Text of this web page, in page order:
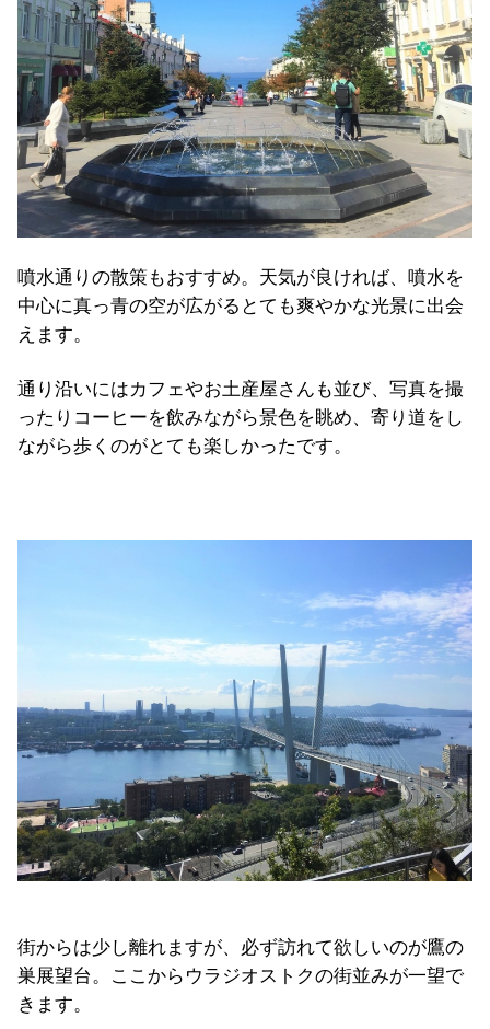
噴水通りの散策もおすすめ。天気が良ければ、噴水を
中心に真っ青の空が広がるとても爽やかな光景に出会
えます。
通り沿いにはカフェやお土産屋さんも並び、写真を撮
ったりコーヒーを飲みながら景色を眺め、寄り道をし
ながら歩くのがとても楽しかったです。
街からは少し離れますが、必ず訪れて欲しいのが鷹の
巣展望台。ここからウラジオストクの街並みが一望で
きます。